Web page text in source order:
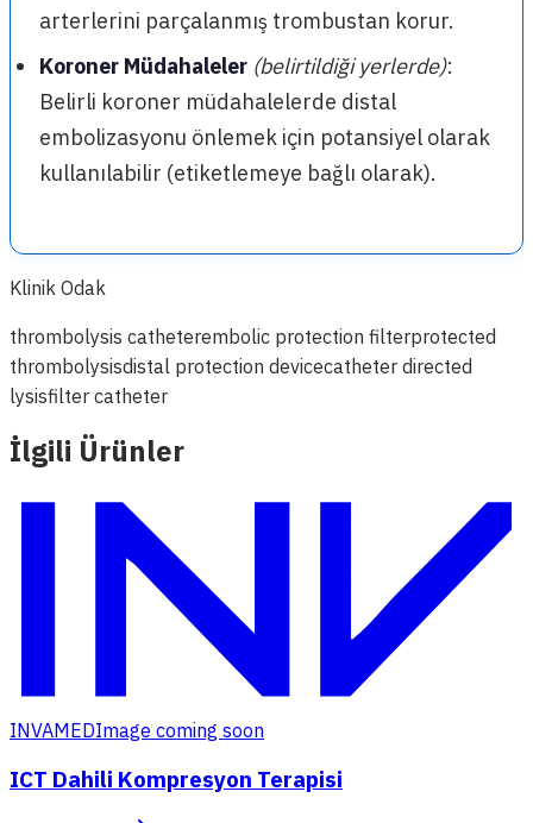
arterlerini parçalanmış trombustan korur.
Koroner Müdahaleler (belirtildiği yerlerde):
Belirli koroner müdahalelerde distal
embolizasyonu önlemek için potansiyel olarak
kullanılabilir (etiketlemeye bağlı olarak).
Klinik Odak
thrombolysis catheterembolic protection filterprotected
thrombolysisdistal protection devicecatheter directed
lysisfilter catheter
İlgili Ürünler
INVAMEDImage coming soon
ICT Dahili Kompresyon Terapisi